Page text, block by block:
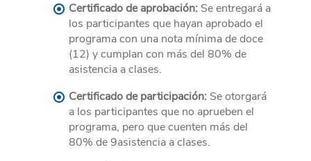
Certificado de aprobación: Se entregará a
los participantes que hayan aprobado el
programa con una nota mínima de doce
(12) y cumplan con más del 80% de
asistencia a clases.
Certificado de participación: Se otorgará
a los participantes que no aprueben el
programa, pero que cuenten más del
80% de 9asistencia a clases.